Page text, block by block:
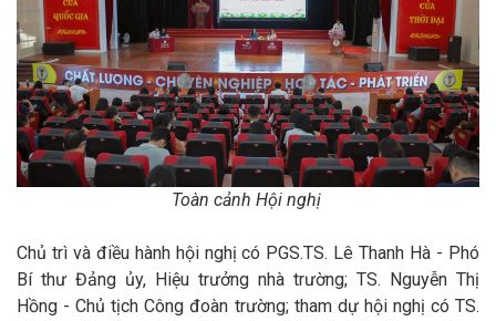
Toàn cảnh Hội nghị
Chủ trì và điều hành hội nghị có PGS.TS. Lê Thanh Hà - Phó
Bí thư Đảng ủy, Hiệu trưởng nhà trường; TS. Nguyễn Thị
Hồng - Chủ tịch Công đoàn trường; tham dự hội nghị có TS.